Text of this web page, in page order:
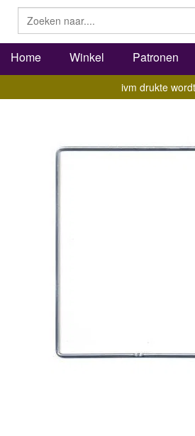
Home Winkel Patronen
ivm drukte